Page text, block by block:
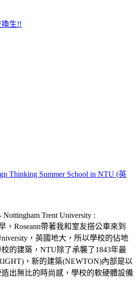
生!!
Thinking Summer School in NTU (英
Trent University :
，Roseann帶著我和室友搭公車來到
，英國地大，所以學校的佔地
的建築，NTU除了承襲了1843年最
，新的建築(NEWTON)內部是以
出無比的時尚感，學校的軟硬體設備